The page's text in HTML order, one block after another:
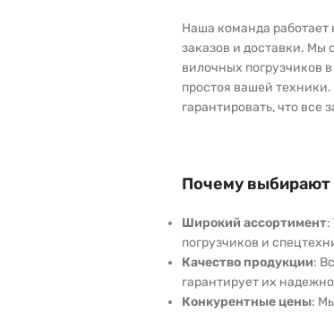
Наша команда работает
заказов и доставки. Мы
вилочных погрузчиков
простоя вашей
гарантировать, что все
Почему выбирают
Широкий ассортимент:
погрузчиков и
Качество продукции:
гарантирует их
Конкурентные цены: